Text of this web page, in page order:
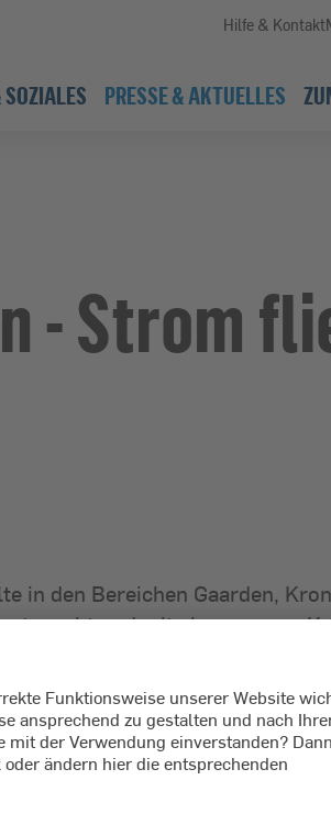
Hilfe & Kontakt
PRESSE & AKTUELLES
- Strom
in den Bereichen Gaarden,
und mit einem neuen
auch die Reparatur des
Zuschaltung gewährleisten
wiederherstellen“, teilt Sönke